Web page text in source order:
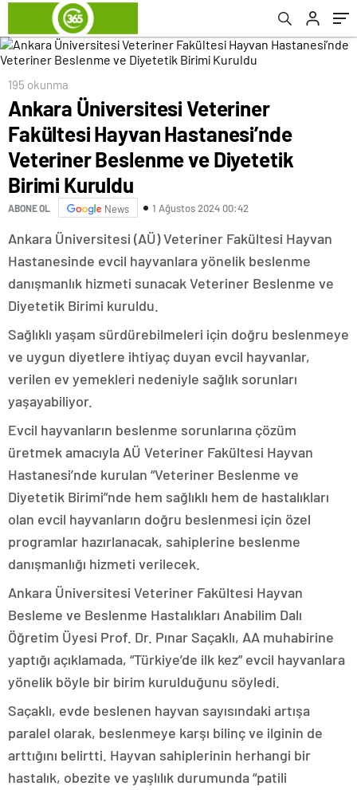
ve Diyetetik Birimi Kuruldu
195 okunma
Ankara Üniversitesi Veteriner
Fakültesi Hayvan Hastanesi’nde
Veteriner Beslenme ve Diyetetik
Birimi Kuruldu
ABONE OL News 1 Ağustos 2024 00:42
Ankara Üniversitesi (AÜ) Veteriner Fakültesi Hayvan
Hastanesinde evcil hayvanlara yönelik beslenme
danışmanlık hizmeti sunacak Veteriner Beslenme ve
Diyetetik Birimi kuruldu.
Sağlıklı yaşam sürdürebilmeleri için doğru beslenmeye
ve uygun diyetlere ihtiyaç duyan evcil hayvanlar,
verilen ev yemekleri nedeniyle sağlık sorunları
yaşayabiliyor.
Evcil hayvanların beslenme sorunlarına çözüm
üretmek amacıyla AÜ Veteriner Fakültesi Hayvan
Hastanesi’nde kurulan “Veteriner Beslenme ve
Diyetetik Birimi”nde hem sağlıklı hem de hastalıkları
olan evcil hayvanların doğru beslenmesi için özel
programlar hazırlanacak, sahiplerine beslenme
danışmanlığı hizmeti verilecek.
Ankara Üniversitesi Veteriner Fakültesi Hayvan
Besleme ve Beslenme Hastalıkları Anabilim Dalı
Öğretim Üyesi Prof. Dr. Pınar Saçaklı, AA muhabirine
yaptığı açıklamada, “Türkiye’de ilk kez” evcil hayvanlara
yönelik böyle bir birim kurulduğunu söyledi.
Saçaklı, evde beslenen hayvan sayısındaki artışa
paralel olarak, beslenmeye karşı bilinç ve ilginin de
arttığını belirtti. Hayvan sahiplerinin herhangi bir
hastalık, obezite ve yaşlılık durumunda “patili